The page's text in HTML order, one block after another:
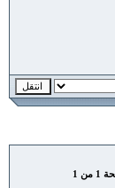
1 من 1